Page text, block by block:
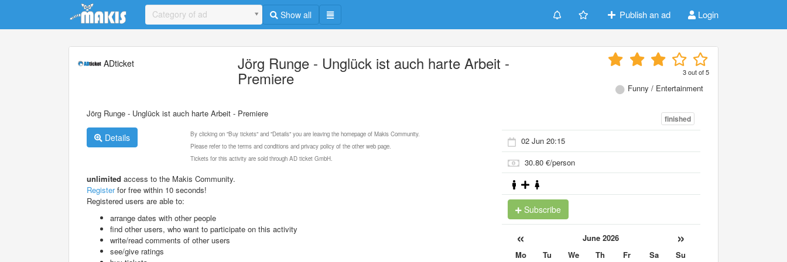
Update cookies preferences
Category of ad Show all Publish an ad Login
ADticket Jörg Runge - Unglück ist auch harte Arbeit -
Premiere 3out of5
Funny / Entertainment
Jörg Runge - Unglück ist auch harte Arbeit - Premiere
Details
By clicking on "Buy tickets" and "Details" you are leaving the homepage of Makis Community.
Please refer to the terms and conditions and privacy policy of the other web page.
Tickets for this activity are sold through AD ticket GmbH.
unlimited access to the Makis Community.
Registerfor free within 10 seconds!
Registered users are able to:
arrange dates with other people
find other users, who want to participate on this activity
write/read comments of other users
see/give ratings
finished
02 Jun 20:15
30.80 €/person
Subscribe
« June 2026 »
Mo Tu We Th Fr Sa
Su